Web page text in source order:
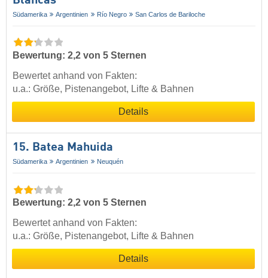
Südamerika Argentinien Río Negro San Carlos de Bariloche
Bewertung: 2,2 von 5 Sternen
Bewertet anhand von Fakten:
u.a.: Größe, Pistenangebot, Lifte & Bahnen
Details
15. Batea Mahuida
Südamerika Argentinien Neuquén
Bewertung: 2,2 von 5 Sternen
Bewertet anhand von Fakten:
u.a.: Größe, Pistenangebot, Lifte & Bahnen
Details